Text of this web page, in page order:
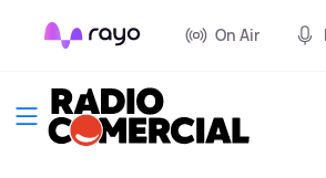
On Air